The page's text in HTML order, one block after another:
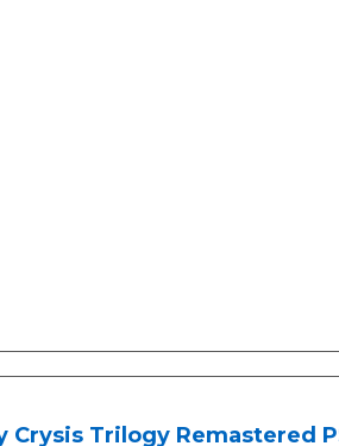
Crysis Trilogy Remastered